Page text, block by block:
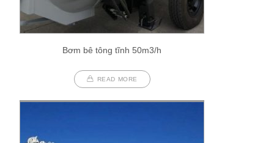
Bơm bê tông tĩnh 50m3/h
READ MORE